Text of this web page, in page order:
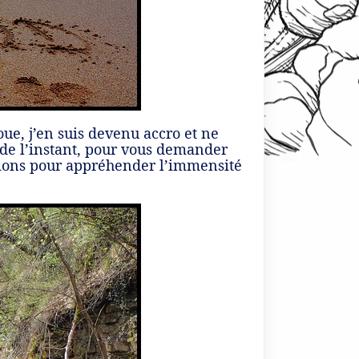
j’en suis devenu accro et ne
l’instant, pour vous demander
pour appréhender l’immensité